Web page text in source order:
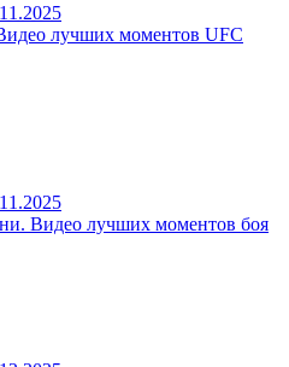
лучших моментов UFC
Видео лучших моментов боя